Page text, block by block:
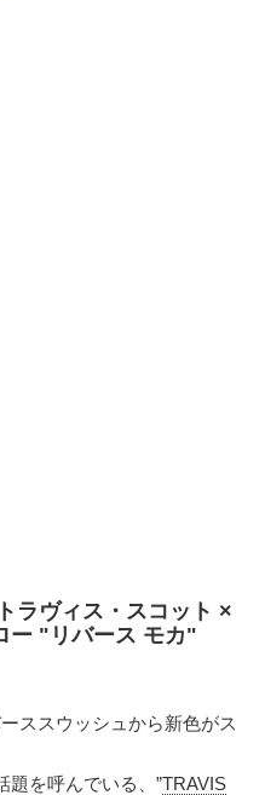
ラヴィス・スコット ×
ー "リバース モカ"
ススウッシュから新色がス
題を呼んでいる、”TRAVIS